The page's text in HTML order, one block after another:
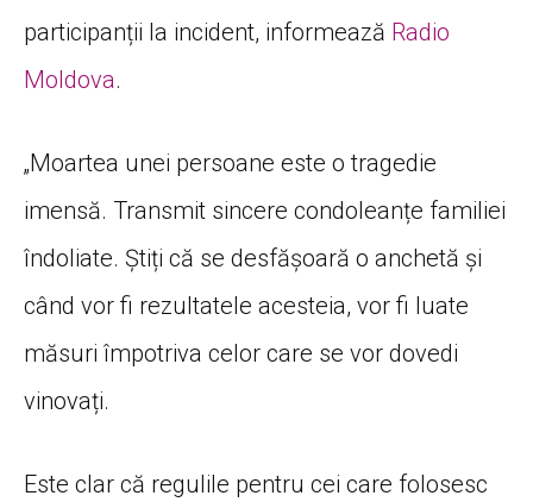
participanții la incident, informează Radio
Moldova.
„Moartea unei persoane este o tragedie
imensă. Transmit sincere condoleanțe familiei
îndoliate. Știți că se desfășoară o anchetă și
când vor fi rezultatele acesteia, vor fi luate
măsuri împotriva celor care se vor dovedi
vinovați.
Este clar că regulile pentru cei care folosesc